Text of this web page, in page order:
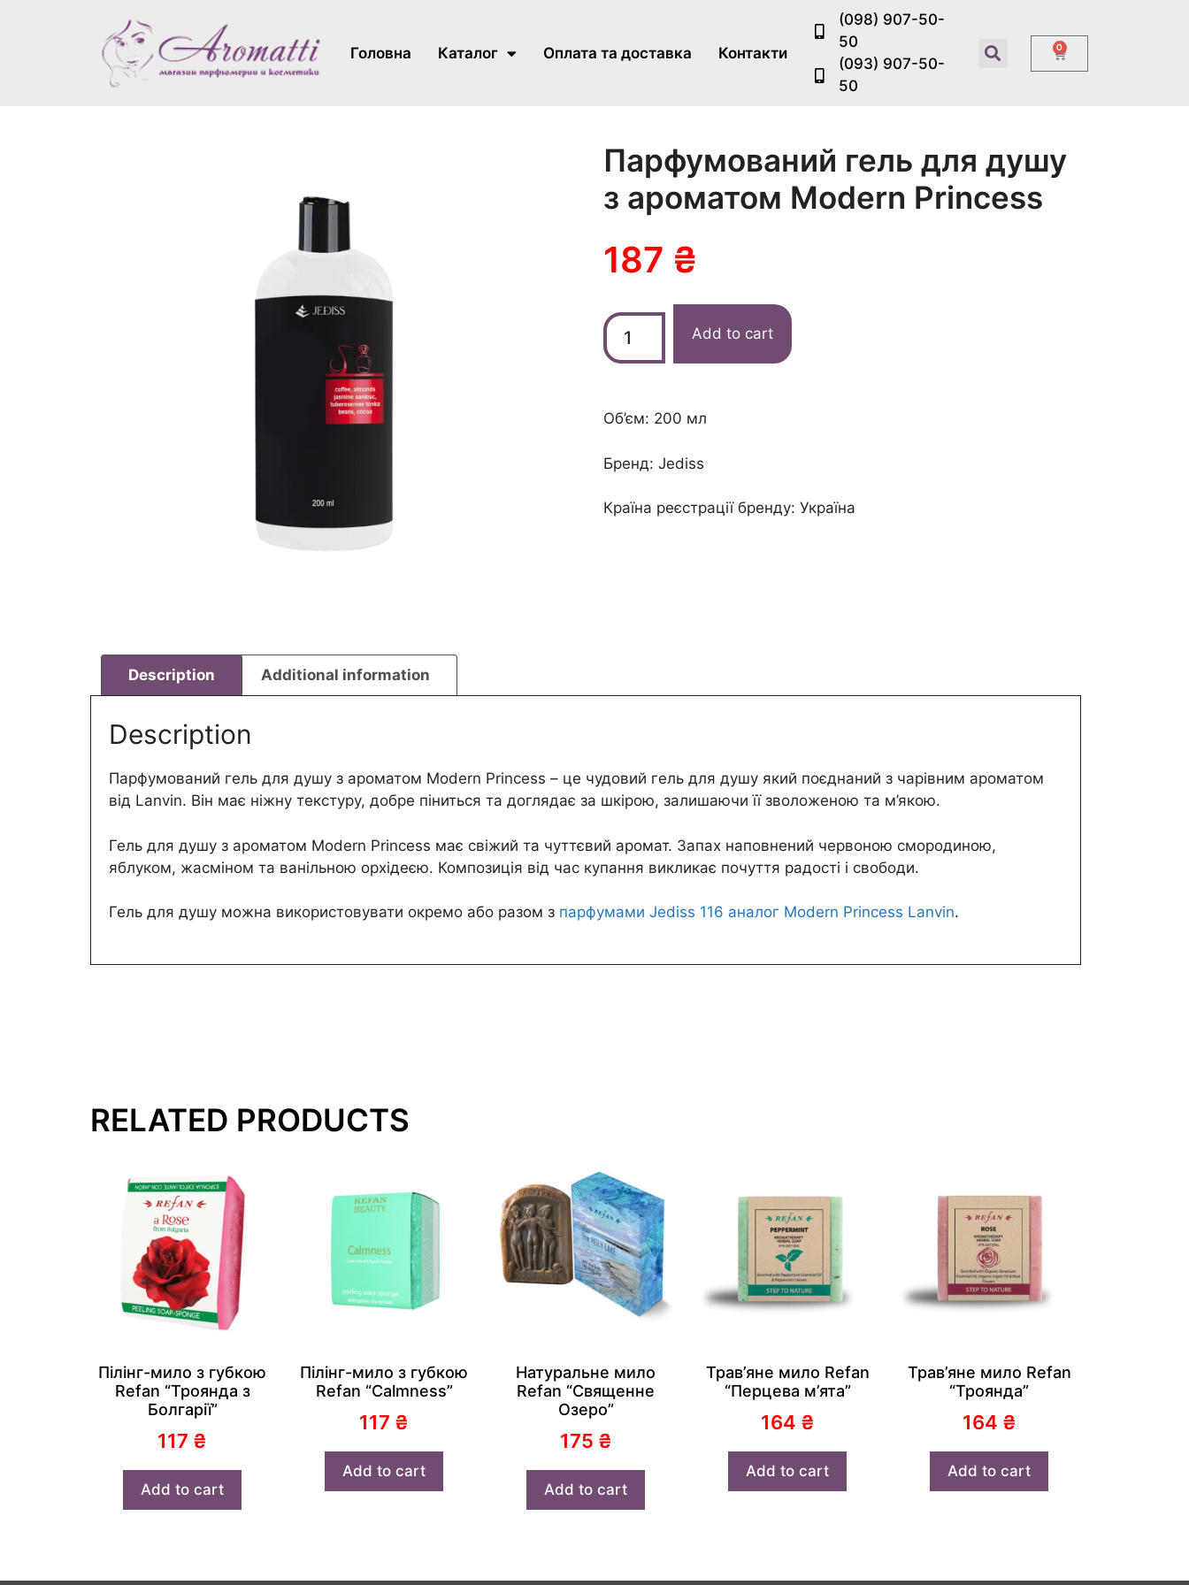
Головна Каталог Оплата та доставка Контакти
(098) 907-50-
50
(093) 907-50-
50
0
Парфумований гель для душу
з ароматом Modern Princess
187 ₴
Add to cart
Об’єм: 200 мл
Бренд: Jediss
Країна реєстрації бренду: Україна
Description Additional information
Description
Парфумований гель для душу з ароматом Modern Princess – це чудовий гель для душу який поєднаний з чарівним ароматом
від Lanvin. Він має ніжну текстуру, добре піниться та доглядає за шкірою, залишаючи її зволоженою та м’якою.
Гель для душу з ароматом Modern Princess має свіжий та чуттєвий аромат. Запах наповнений червоною смородиною,
яблуком, жасміном та ванільною орхідеєю. Композиція від час купання викликає почуття радості і свободи.
Гель для душу можна використовувати окремо або разом з парфумами Jediss 116 аналог Modern Princess Lanvin.
RELATED PRODUCTS
Пілінг-мило з губкою
Refan “Троянда з
Болгарії”
117 ₴
Add to cart
Пілінг-мило з губкою
Refan “Calmness”
117 ₴
Add to cart
Натуральне мило
Refan “Священне
Озеро”
175 ₴
Add to cart
Трав’яне мило Refan
“Перцева м’ята”
164 ₴
Add to cart
Трав’яне мило Refan
“Троянда”
164 ₴
Add to cart